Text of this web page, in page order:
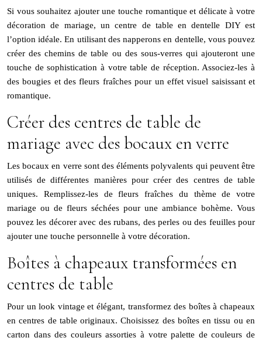
Si vous souhaitez ajouter une touche romantique et délicate à votre
décoration de mariage, un centre de table en dentelle DIY est
l’option idéale. En utilisant des napperons en dentelle, vous pouvez
créer des chemins de table ou des sous-verres qui ajouteront une
touche de sophistication à votre table de réception. Associez-les à
des bougies et des fleurs fraîches pour un effet visuel saisissant et
romantique.
Créer des centres de table de
mariage avec des bocaux en verre
Les bocaux en verre sont des éléments polyvalents qui peuvent être
utilisés de différentes manières pour créer des centres de table
uniques. Remplissez-les de fleurs fraîches du thème de votre
mariage ou de fleurs séchées pour une ambiance bohème. Vous
pouvez les décorer avec des rubans, des perles ou des feuilles pour
ajouter une touche personnelle à votre décoration.
Boîtes à chapeaux transformées en
centres de table
Pour un look vintage et élégant, transformez des boîtes à chapeaux
en centres de table originaux. Choisissez des boîtes en tissu ou en
carton dans des couleurs assorties à votre palette de couleurs de